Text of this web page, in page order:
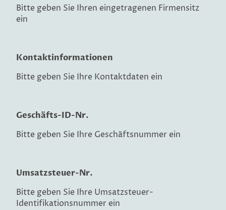
Bitte geben Sie Ihren eingetragenen Firmensitz
ein
Kontaktinformationen
Bitte geben Sie Ihre Kontaktdaten ein
Geschäfts-ID-Nr.
Bitte geben Sie Ihre Geschäftsnummer ein
Umsatzsteuer-Nr.
Bitte geben Sie Ihre Umsatzsteuer-
Identifikationsnummer ein